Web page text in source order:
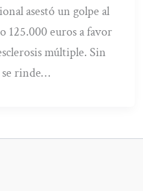
asestó un golpe al
125.000 euros a favor
múltiple. Sin
se rinde…